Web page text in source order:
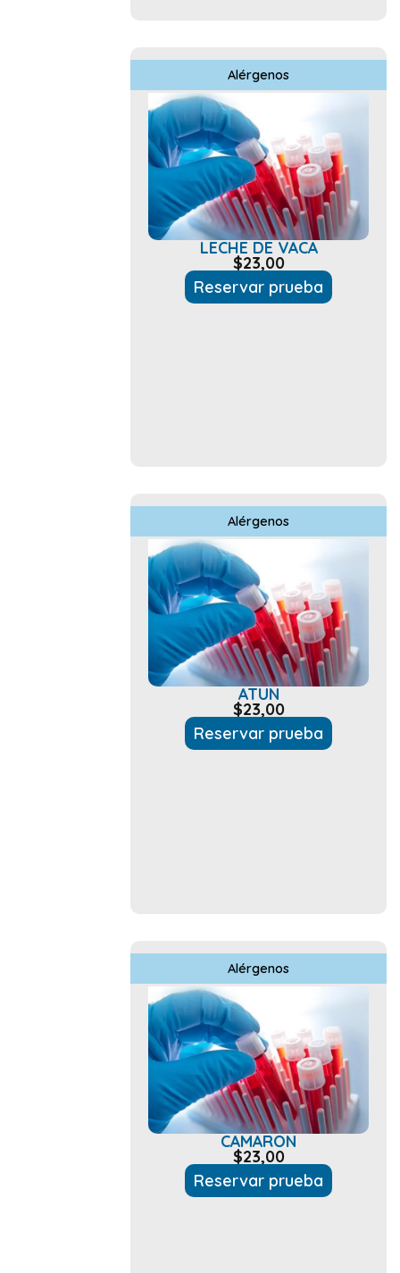
Alérgenos
LECHE DE VACA
$23,00
Reservar prueba
Alérgenos
ATUN
$23,00
Reservar prueba
Alérgenos
CAMARON
$23,00
Reservar prueba